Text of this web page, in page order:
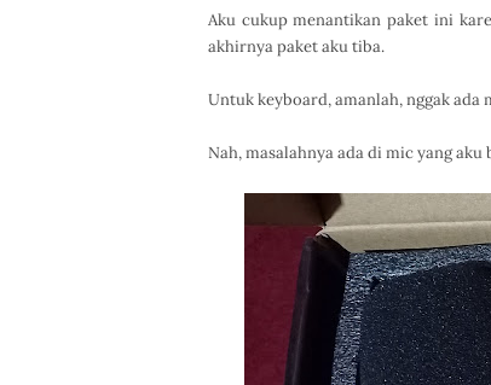
Aku cukup menantikan paket ini
akhirnya paket aku tiba.
Untuk keyboard, amanlah, nggak ada
Nah, masalahnya ada di mic yang aku